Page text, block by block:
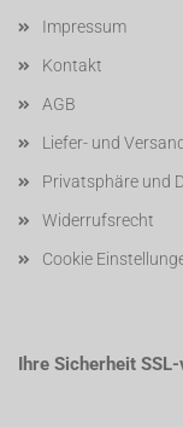
Impressum
Kontakt
AGB
Liefer- und
Privatsphäre und
Widerrufsrecht
Cookie
Ihre Sicherheit